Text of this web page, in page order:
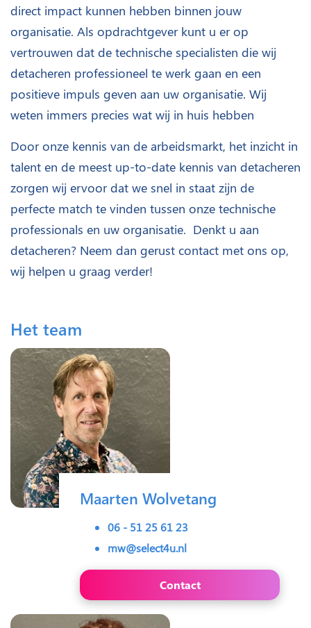
direct impact kunnen hebben binnen jouw
organisatie. Als opdrachtgever kunt u er op
vertrouwen dat de technische specialisten die wij
detacheren professioneel te werk gaan en een
positieve impuls geven aan uw organisatie. Wij
weten immers precies wat wij in huis hebben
Door onze kennis van de arbeidsmarkt, het inzicht in
talent en de meest up-to-date kennis van detacheren
zorgen wij ervoor dat we snel in staat zijn de
perfecte match te vinden tussen onze technische
professionals en uw organisatie. Denkt u aan
detacheren? Neem dan gerust contact met ons op,
wij helpen u graag verder!
Het team
Maarten Wolvetang
06 - 51 25 61 23
mw@select4u.nl
Contact